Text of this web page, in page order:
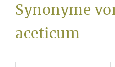
Synonyme
aceticum